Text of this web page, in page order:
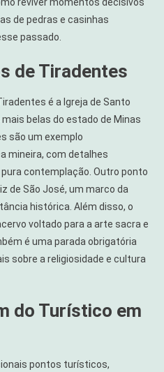
de pedras e casinhas
passado.
de Tiradentes
é a Igreja de Santo
belas do estado de Minas
são um exemplo
mineira, com detalhes
contemplação. Outro ponto
de São José, um marco da
histórica. Além disso, o
voltado para a arte sacra e
é uma parada obrigatória
sobre a religiosidade e cultura
do Turístico em
pontos turísticos,